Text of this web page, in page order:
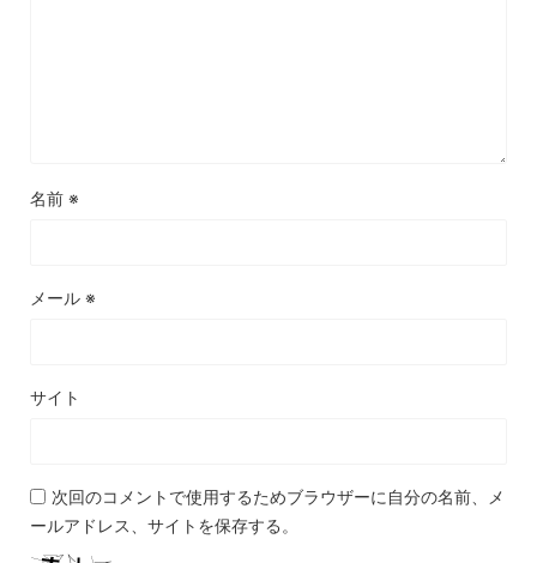
名前 ※
メール ※
サイト
次回のコメントで使用するためブラウザーに自分の名前、メ
ールアドレス、サイトを保存する。